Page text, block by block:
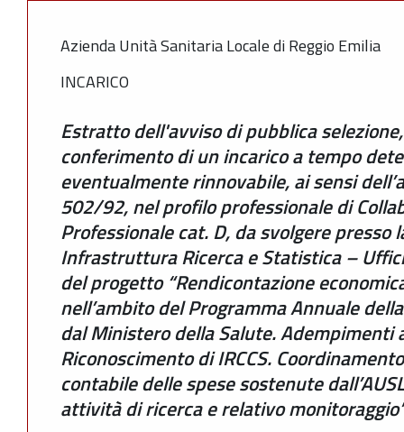
Azienda Unità Sanitaria Locale di Reggio Emilia
INCARICO
Estratto dell'avviso di pubblica
conferimento di un incarico a tempo
eventualmente rinnovabile, ai sensi
502/92, nel profilo professionale di
Professionale cat. D, da svolgere presso
Infrastruttura Ricerca e Statistica –
del progetto “Rendicontazione
nell’ambito del Programma Annuale
dal Ministero della Salute.
Riconoscimento di IRCCS.
contabile delle spese sostenute
attività di ricerca e relativo